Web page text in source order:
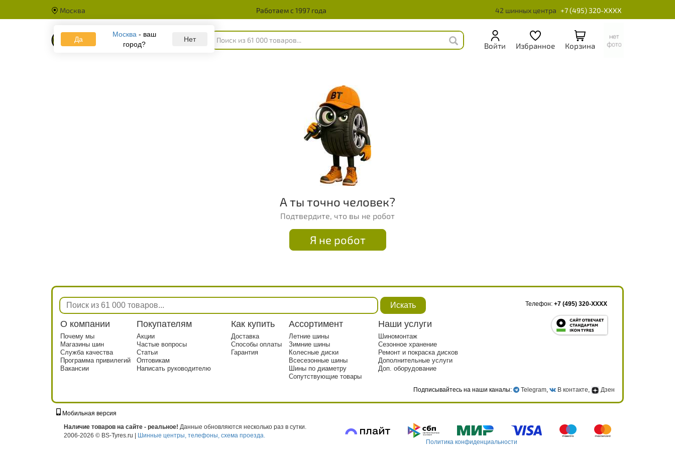
Москва Работаем с 1997 года 42 шинных центра +7 (495) 320-XXXX
Да
Москва - ваш
город?
Нет
Каталог
Войти Избранное Корзина
А ты точно человек?
Подтвердите, что вы не робот
Я не робот
Искать
О компании
Почему мы
Магазины шин
Служба качества
Программа привилегий
Вакансии
Покупателям
Акции
Частые вопросы
Статьи
Оптовикам
Написать руководителю
Как купить
Доставка
Способы оплаты
Гарантия
Ассортимент
Летние шины
Зимние шины
Колесные диски
Всесезонные шины
Шины по диаметру
Сопутствующие товары
Наши услуги
Шиномонтаж
Сезонное хранение
Ремонт и покраска дисков
Дополнительные услуги
Доп. оборудование
Телефон: +7 (495) 320-XXXX
Подписывайтесь на наши каналы: Telegram, В контакте, Дзен
Мобильная версия
Наличие товаров на сайте - реальное! Данные обновляются несколько раз в сутки.
2006-2026 © BS-Tyres.ru |
Шинные центры, телефоны, схема проезда.
Политика конфиденциальности